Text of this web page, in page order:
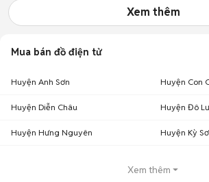
Xem thêm
Mua bán đồ điện tử
Huyện Anh Sơn Huyện Con
Huyện Diễn Châu Huyện Đô
Huyện Hưng Nguyên Huyện Kỳ
Xem thêm